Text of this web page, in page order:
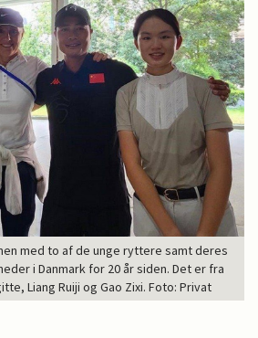
med to af de unge ryttere samt deres
i Danmark for 20 år siden. Det er fra
Liang Ruiji og Gao Zixi. Foto: Privat